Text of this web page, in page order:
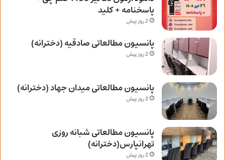
پاسخنامه + کلید
2 روز پیش
پانسیون مطالعاتی صادقیه (دخترانه)
2 روز پیش
پانسیون مطالعاتی میدان جهاد (دخترانه)
2 روز پیش
پانسیون مطالعاتی شبانه روزی
تهرانپارس(دخترانه)
2 روز پیش